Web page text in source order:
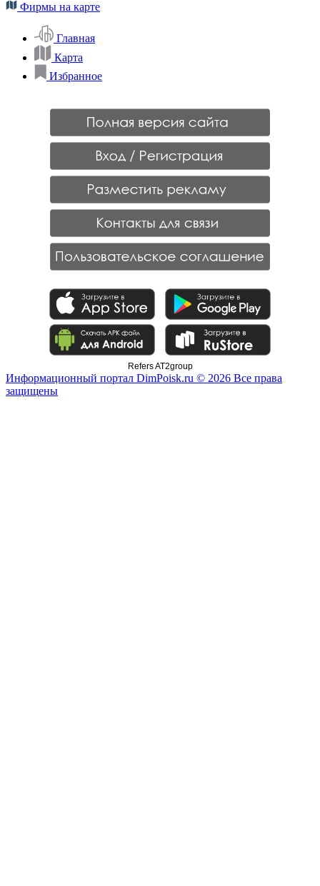
Фирмы на карте
Главная
Карта
Избранное
Refers AT2group
Информационный портал DimPoisk.ru © 2026 Все права
защищены